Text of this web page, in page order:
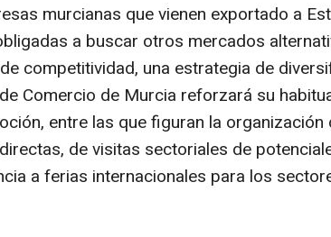
murcianas que vienen exportado a
a buscar otros mercados
competitividad, una estrategia de
Comercio de Murcia reforzará su
entre las que figuran la organización
de visitas sectoriales de
a ferias internacionales para los